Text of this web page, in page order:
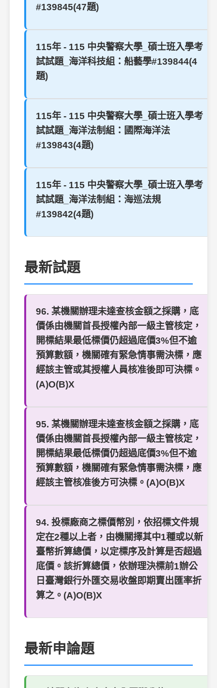
#139845(47題)
115年 - 115 中央警察大學_碩士班入學考
試試題_海洋科技組：船藝學#139844(4
題)
115年 - 115 中央警察大學_碩士班入學考
試試題_海洋法制組：國際海洋法
#139843(4題)
115年 - 115 中央警察大學_碩士班入學考
試試題_海洋法制組：海巡法規
#139842(4題)
最新試題
96. 某機關辦理未達查核金額之採購，底
價係由機關首長授權內部一級主管核定，
開標結果最低標價仍超過底價3%但不逾
預算數額，機關確有緊急情事需決標，應
經該主管或其授權人員核准後即可決標。
(A)O(B)X
95. 某機關辦理未達查核金額之採購，底
價係由機關首長授權內部一級主管核定，
開標結果最低標價仍超過底價3%但不逾
預算數額，機關確有緊急情事需決標，應
經該主管核准後方可決標。(A)O(B)X
94. 投標廠商之標價幣別，依招標文件規
定在2種以上者，由機關擇其中1種或以新
臺幣折算總價，以定標序及計算是否超過
底價。該折算總價，依辦理決標前1辦公
日臺灣銀行外匯交易收盤即期賣出匯率折
算之。(A)O(B)X
最新申論題